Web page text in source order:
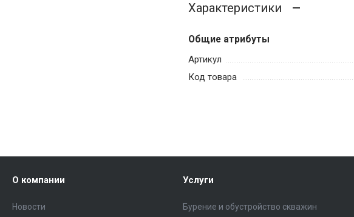
Характеристики
Общие атрибуты
Артикул
Код товара
О компании
Новости
Услуги
Бурение и обустройство скважин